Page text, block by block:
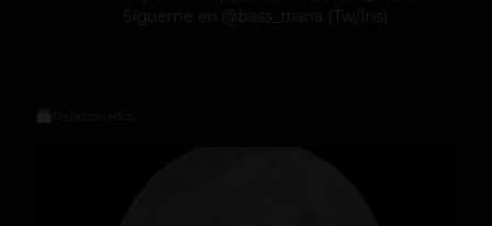
Sígueme en @bass_triana (Tw/Ins)